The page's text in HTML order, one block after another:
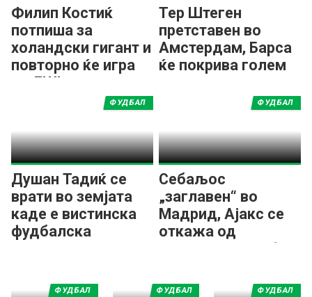
Филип Костиќ
потпиша за
холандски гигант и
повторно ќе игра
во ЛШ!
Тер Штеген
претставен во
Амстердам, Барса
ќе покрива голем
Душан Тадиќ се
врати во земјата
каде е вистинска
фудбалска
ФУДБАЛ
Себаљос
„заглавен“ во
Мадрид, Ајакс се
откажа од
неговиот трансфер
ФУДБАЛ
ФУДБАЛ ФУДБАЛ ФУДБАЛ